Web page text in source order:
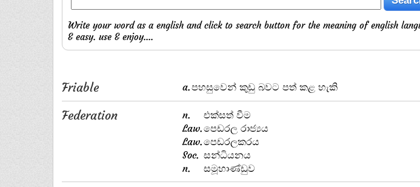
Write your word as a english and click to search button for the meaning of english
& easy. use & enjoy....
Friable a.පහසුවෙන් කුඩු බවට පත් කළ හැකි
Federation n.
එක්සත් වීම
Law.පෙඩරල රාජ්‍යය
Law.පෙඩරලකරය
Soc. සන්ධියනය
n.
සමූහාණ්ඩුව